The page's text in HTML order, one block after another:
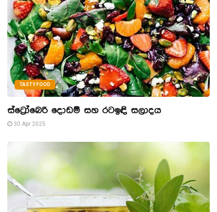
TASTY FOOD
ස්ට්‍රෝබෙරි දොඩම් සහ රටඉඳි සලාදය
30 Apr 2025